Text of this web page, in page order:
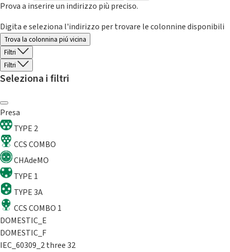
Prova a inserire un indirizzo più preciso.
Digita e seleziona l'indirizzo per trovare le colonnine disponibili
Trova la colonnina piú vicina
Filtri
Filtri
Seleziona i filtri
Presa
TYPE 2
CCS COMBO
CHAdeMO
TYPE 1
TYPE 3A
CCS COMBO 1
DOMESTIC_E
DOMESTIC_F
IEC_60309_2 three 32